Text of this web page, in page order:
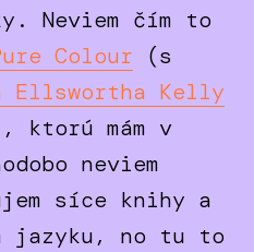
Neviem čím to
Colour (s
Ellswortha Kelly
ktorú mám v
neviem
síce knihy a
jazyku, no tu to